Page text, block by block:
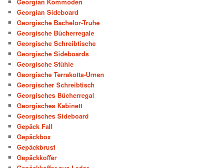
Georgian Sideboard
Georgische Bachelor-Truhe
Georgische Bücherregale
Georgische Schreibtische
Georgische Sideboards
Georgische Stühle
Georgische Terrakotta-Urnen
Georgischer Schreibtisch
Georgisches Bücherregal
Georgisches Kabinett
Georgisches Sideboard
Gepäck Fall
Gepäckbox
Gepäckbrust
Gepäckkoffer